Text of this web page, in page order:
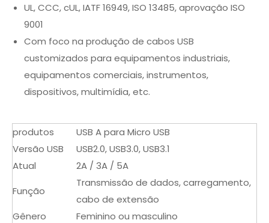
UL, CCC, cUL, IATF 16949, ISO 13485, aprovação ISO
9001
Com foco na produção de cabos USB
customizados para equipamentos industriais,
equipamentos comerciais, instrumentos,
dispositivos, multimídia, etc.
produtos
USB A para Micro USB
Versão USB
USB2.0, USB3.0, USB3.1
Atual
2A / 3A / 5A
Função
Transmissão de dados, carregamento,
cabo de extensão
Gênero
Feminino ou masculino